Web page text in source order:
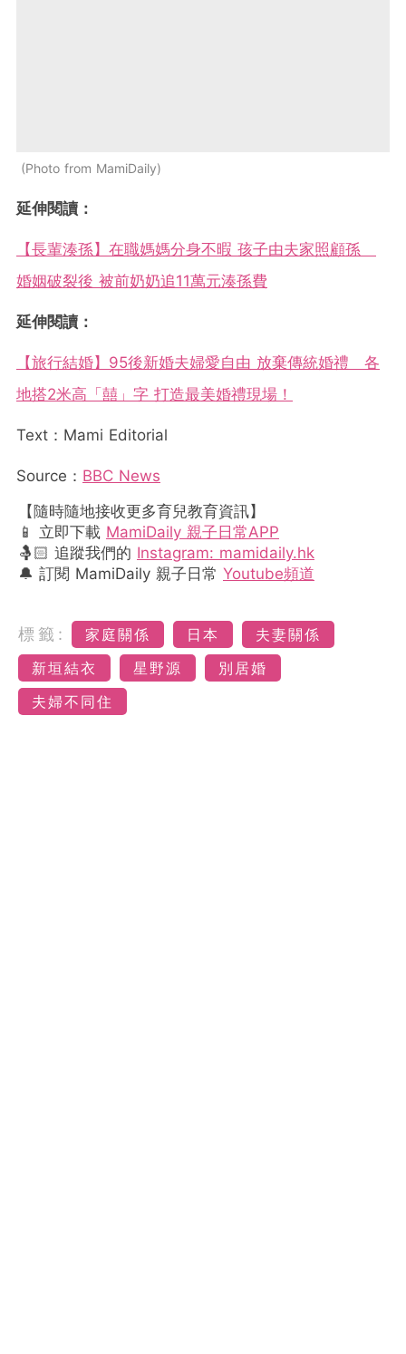
Photo from MamiDaily
延伸閱讀：
【長輩湊孫】在職媽媽分身不暇 孩子由夫家照顧孫
婚姻破裂後 被前奶奶追11萬元湊孫費
延伸閱讀：
【旅行結婚】95後新婚夫婦愛自由 放棄傳統婚禮 各
地搭2米高「囍」字 打造最美婚禮現場！
Text：Mami Editorial
Source： BBC News
【隨時隨地接收更多育兒教育資訊】
📱 立即下載 MamiDaily 親子日常APP
🤱🏻 追蹤我們的 Instagram: mamidaily.hk
🔔 訂閱 MamiDaily 親子日常 Youtube頻道
標籤: 家庭關係 日本
夫妻關係
新垣結衣
星野源
別居婚
夫婦不同住